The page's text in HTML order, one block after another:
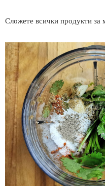
Сложете всички продукти за